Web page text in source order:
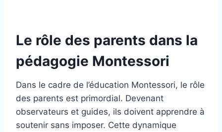
Le rôle des parents dans la
pédagogie Montessori
Dans le cadre de l’éducation Montessori, le rôle
des parents est primordial. Devenant
observateurs et guides, ils doivent apprendre à
soutenir sans imposer. Cette dynamique